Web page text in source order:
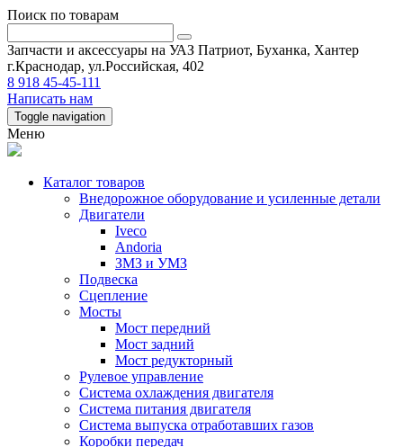
Поиск по товарам
Запчасти и аксессуары на УАЗ Патриот, Буханка, Хантер
г.Краснодар, ул.Российская, 402
8 918 45-45-111
Написать нам
Toggle navigation
Меню
Каталог товаров
Внедорожное оборудование и усиленные детали
Двигатели
Iveco
Andoria
ЗМЗ и УМЗ
Подвеска
Сцепление
Мосты
Мост передний
Мост задний
Мост редукторный
Рулевое управление
Система охлаждения двигателя
Система питания двигателя
Система выпуска отработавших газов
Коробки передач